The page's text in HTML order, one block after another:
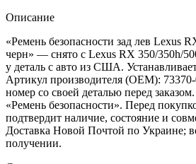
Описание
«Ремень безопасности зад лев Lexus
черн» — снято с Lexus RX 350/350h/
у деталь с авто из США.
Артикул производителя (OEM):
номер со своей деталью перед
«Ремень безопасности». Перед
подтвердит наличие, состояние и
Доставка Новой Почтой по Украине;
получении.